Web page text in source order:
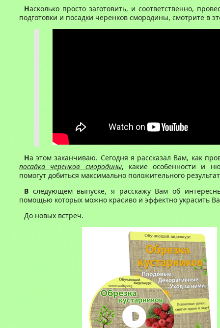
Насколько просто заготовить, и соответственно,
подготовки и посадки черенков смородины, смотрите в
На этом заканчиваю. Сегодня я рассказал Вам, как
посадка черенков смородины, какие особенности и
помогут добиться максимально положительного
В следующем выпуске, я расскажу Вам об
помощью которых можно красиво и эффектно украсить
До новых встреч.